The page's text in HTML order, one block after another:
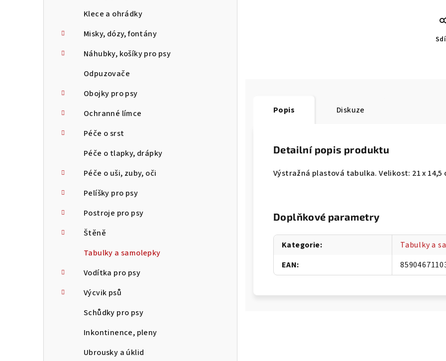
Klece a ohrádky
Misky, dózy, fontány
Náhubky, košíky pro psy
Odpuzovače
Obojky pro psy
Ochranné límce
Péče o srst
Péče o tlapky, drápky
Péče o uši, zuby, oči
Pelíšky pro psy
Postroje pro psy
Štěně
Tabulky a samolepky
Vodítka pro psy
Výcvik psů
Schůdky pro psy
Inkontinence, pleny
Ubrousky a úklid
Popis Diskuze
Detailní popis produktu
Výstražná plastová tabulka. Velikost: 21 x 14,5
Doplňkové parametry
Kategorie:
Tabulky a
EAN: